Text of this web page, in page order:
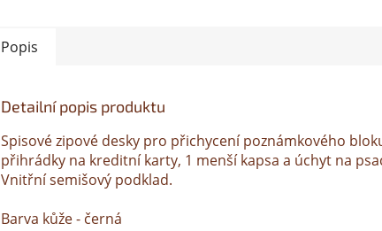
Popis
Detailní popis produktu
Spisové zipové desky pro přichycení poznámkového
přihrádky na kreditní karty, 1 menší kapsa a úchyt na
Vnitřní semišový podklad.
Barva kůže - černá